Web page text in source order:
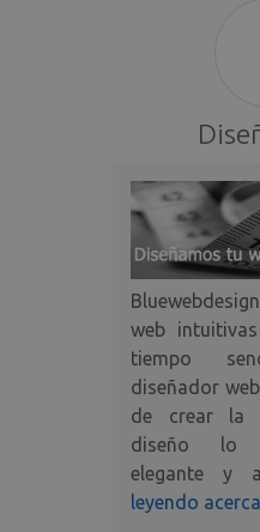
web
tiempo
diseñador
de crear la
diseño lo
elegante y
leyendo